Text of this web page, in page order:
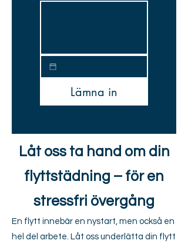
Lämna in
Låt oss ta hand om din
flyttstädning – för en
stressfri övergång
En flytt innebär en nystart, men också en
hel del arbete. Låt oss underlätta din flytt